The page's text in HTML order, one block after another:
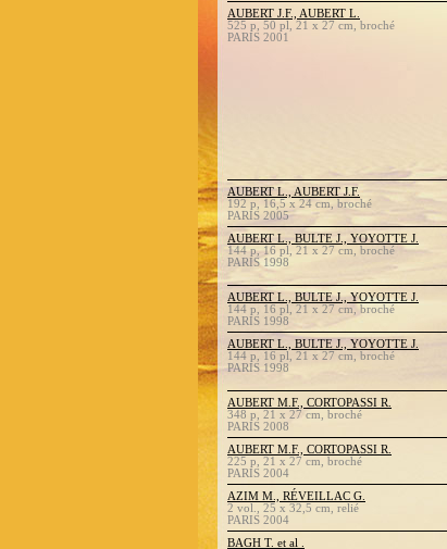
AUBERT J.F., AUBERT L.
525 p, 50 pl, 21 x 27 cm, broché
PARIS 2001
AUBERT L., AUBERT J.F.
192 p, 16,5 x 24 cm, broché
PARIS 2005
AUBERT L., BULTE J., YOYOTTE J.
144 p, 16 pl, 21 x 27 cm, broché
PARIS 1998
AUBERT L., BULTE J., YOYOTTE J.
144 p, 16 pl, 21 x 27 cm, broché
PARIS 1998
AUBERT L., BULTE J., YOYOTTE J.
144 p, 16 pl, 21 x 27 cm, broché
PARIS 1998
AUBERT M.F., CORTOPASSI R.
348 p, 21 x 27 cm, broché
PARIS 2008
AUBERT M.F., CORTOPASSI R.
225 p, 21 x 27 cm, broché
PARIS 2004
AZIM M., RÉVEILLAC G.
2 vol., 25 x 32,5 cm, relié
PARIS 2004
BAGH T. et al .